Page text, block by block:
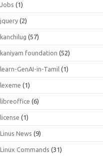
Jobs (1)
jquery (2)
kanchilug (57)
kaniyam foundation (52)
learn-GenAI-in-Tamil (1)
lexeme (1)
libreoffice (6)
license (1)
Linus News (9)
Linux Commands (31)